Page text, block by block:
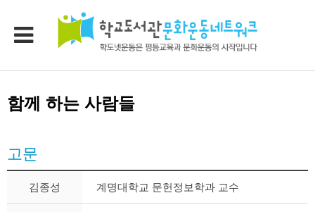
함께 하는 사람들
고문
김종성 계명대학교 문헌정보학과 교수